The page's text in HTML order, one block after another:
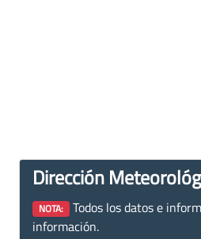
Dirección
NOTA: Todos los datos e
información.